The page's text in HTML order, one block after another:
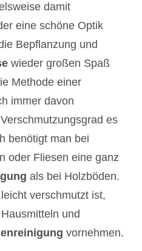
damit
eine schöne Optik
Bepflanzung und
wieder großen Spaß
Methode einer
immer davon
es
benötigt man bei
oder Fliesen eine ganz
als bei Holzböden.
verschmutzt ist,
und
vornehmen.